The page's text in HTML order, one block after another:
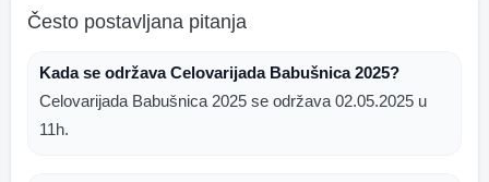
Često postavljana pitanja
Kada se održava Celovarijada Babušnica 2025?
Celovarijada Babušnica 2025 se održava 02.05.2025 u
11h.